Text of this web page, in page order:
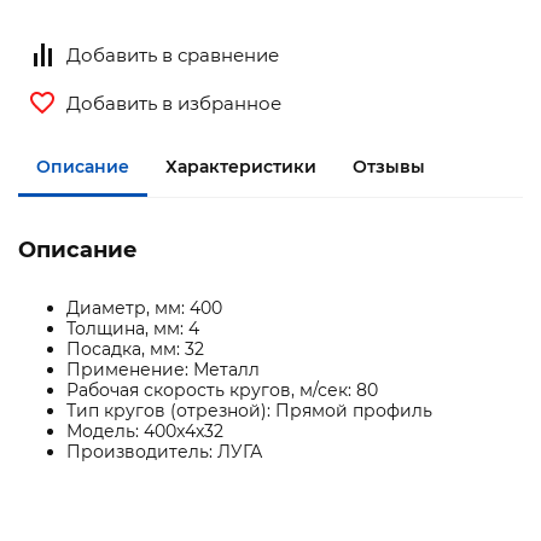
Добавить в сравнение
Добавить в избранное
Описание Характеристики Отзывы
Описание
Диаметр, мм: 400
Толщина, мм: 4
Посадка, мм: 32
Применение: Металл
Рабочая скорость кругов, м/сек: 80
Тип кругов (отрезной): Прямой профиль
Модель: 400x4x32
Производитель: ЛУГА